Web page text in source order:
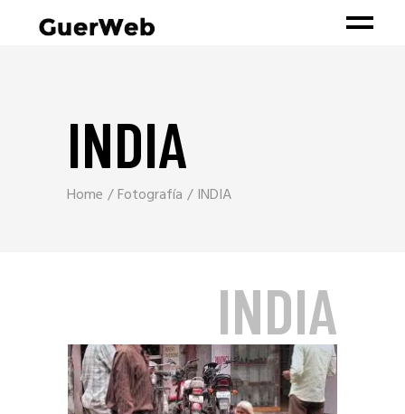
INDIA
Home Fotografía INDIA
INDIA